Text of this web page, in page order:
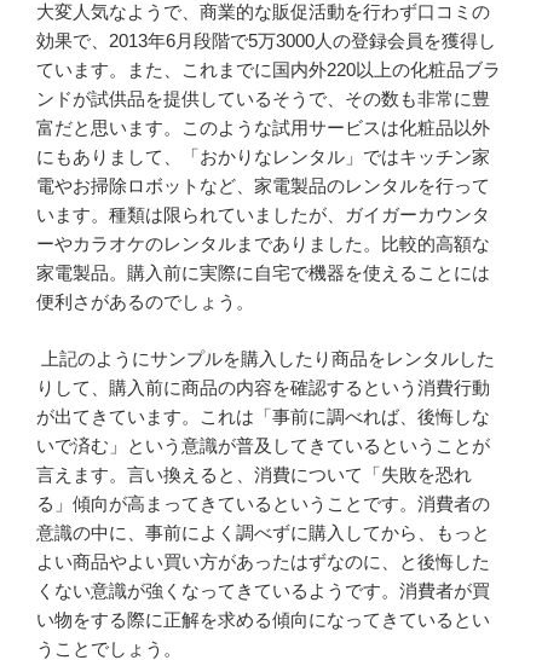
大変人気なようで、商業的な販促活動を行わず口コミの
効果で、2013年6月段階で5万3000人の登録会員を獲得し
ています。また、これまでに国内外220以上の化粧品ブラ
ンドが試供品を提供しているそうで、その数も非常に豊
富だと思います。このような試用サービスは化粧品以外
にもありまして、「おかりなレンタル」ではキッチン家
電やお掃除ロボットなど、家電製品のレンタルを行って
います。種類は限られていましたが、ガイガーカウンタ
ーやカラオケのレンタルまでありました。比較的高額な
家電製品。購入前に実際に自宅で機器を使えることには
便利さがあるのでしょう。
上記のようにサンプルを購入したり商品をレンタルした
りして、購入前に商品の内容を確認するという消費行動
が出てきています。これは「事前に調べれば、後悔しな
いで済む」という意識が普及してきているということが
言えます。言い換えると、消費について「失敗を恐れ
る」傾向が高まってきているということです。消費者の
意識の中に、事前によく調べずに購入してから、もっと
よい商品やよい買い方があったはずなのに、と後悔した
くない意識が強くなってきているようです。消費者が買
い物をする際に正解を求める傾向になってきているとい
うことでしょう。